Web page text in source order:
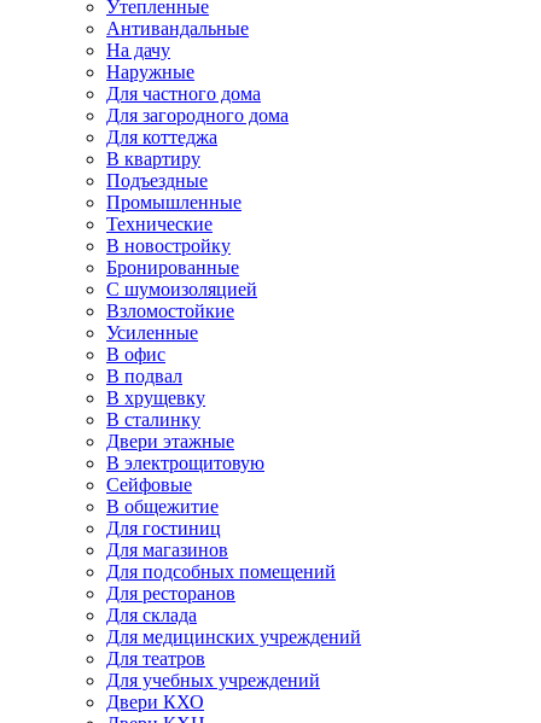
Утепленные
Антивандальные
На дачу
Наружные
Для частного дома
Для загородного дома
Для коттеджа
В квартиру
Подъездные
Промышленные
Технические
В новостройку
Бронированные
С шумоизоляцией
Взломостойкие
Усиленные
В офис
В подвал
В хрущевку
В сталинку
Двери этажные
В электрощитовую
Сейфовые
В общежитие
Для гостиниц
Для магазинов
Для подсобных помещений
Для ресторанов
Для склада
Для медицинских учреждений
Для театров
Для учебных учреждений
Двери КХО